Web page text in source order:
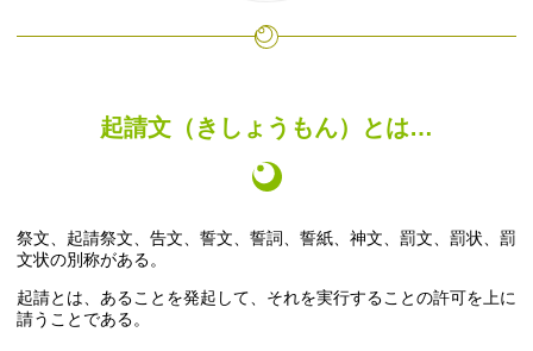
起請文（きしょうもん）とは…
祭文、起請祭文、告文、誓文、誓詞、誓紙、神文、罰文、罰状、罰
文状の別称がある。
起請とは、あることを発起して、それを実行することの許可を上に
請うことである。